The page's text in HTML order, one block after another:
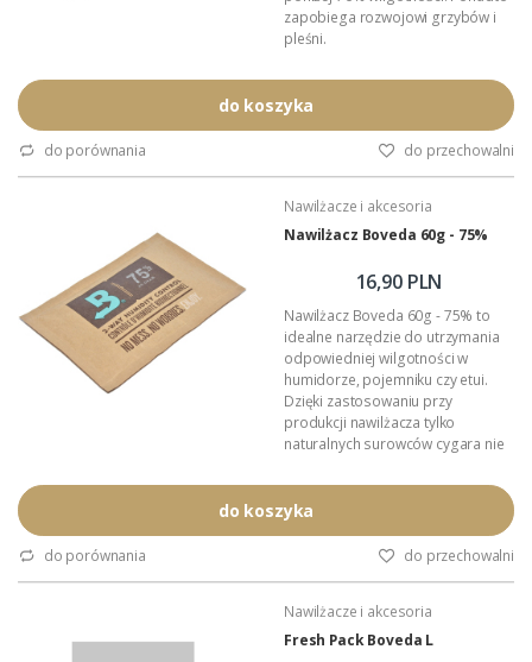
zapobiega rozwojowi grzybów i
pleśni.
do koszyka
do porównania do przechowalni
Nawilżacze i akcesoria
Nawilżacz Boveda 60g - 75%
16,90 PLN
Nawilżacz Boveda 60g - 75% to
idealne narzędzie do utrzymania
odpowiedniej wilgotności w
humidorze, pojemniku czy etui.
Dzięki zastosowaniu przy
produkcji nawilżacza tylko
naturalnych surowców cygara nie
aromatów. Podczas pracy
pochłania i oddaje do otoczenia
całkowicie hermetycznym
tolerancją 1%.
Wielkość: 133mm x 88mm x 7mm.
do koszyka
do porównania do przechowalni
Nawilżacze i akcesoria
Fresh Pack Boveda L